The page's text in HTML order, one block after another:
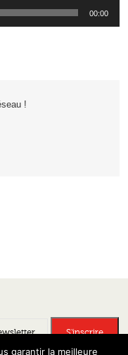
00:00
!
garantir la meilleure